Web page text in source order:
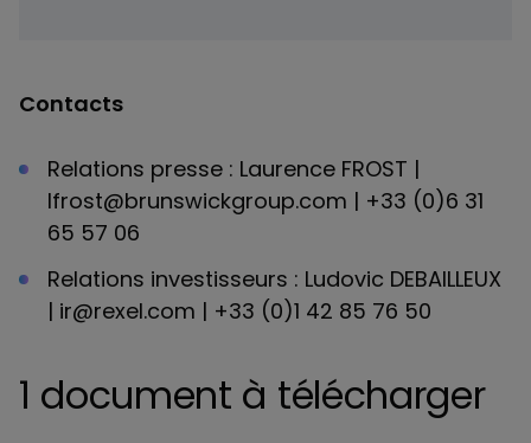
Contacts
Relations presse : Laurence FROST |
lfrost@brunswickgroup.com | +33 (0)6 31
65 57 06
Relations investisseurs : Ludovic DEBAILLEUX
| ir@rexel.com | +33 (0)1 42 85 76 50
1 document à télécharger